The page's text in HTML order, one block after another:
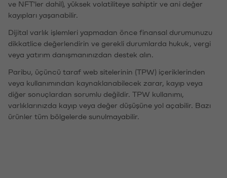
ve NFT'ler dahil), yüksek volatiliteye sahiptir ve ani değer
kayıpları yaşanabilir.
Dijital varlık işlemleri yapmadan önce finansal durumunuzu
dikkatlice değerlendirin ve gerekli durumlarda hukuk, vergi
veya yatırım danışmanınızdan destek alın.
Paribu, üçüncü taraf web sitelerinin (TPW) içeriklerinden
veya kullanımından kaynaklanabilecek zarar, kayıp veya
diğer sonuçlardan sorumlu değildir. TPW kullanımı,
varlıklarınızda kayıp veya değer düşüşüne yol açabilir. Bazı
ürünler tüm bölgelerde sunulmayabilir.